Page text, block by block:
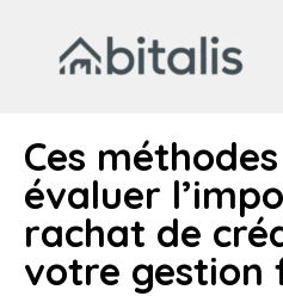
contenu
Ces
évaluer
rachat de
votre gestion